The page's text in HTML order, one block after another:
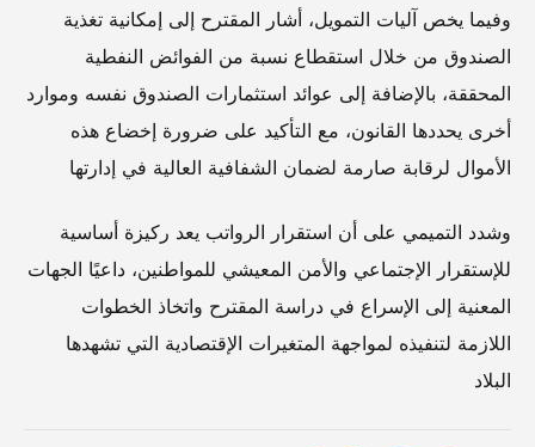
وفيما يخص آليات التمويل، أشار المقترح إلى إمكانية تغذية
الصندوق من خلال استقطاع نسبة من الفوائض النفطية
المحققة، بالإضافة إلى عوائد استثمارات الصندوق نفسه وموارد
أخرى يحددها القانون، مع التأكيد على ضرورة إخضاع هذه
الأموال لرقابة صارمة لضمان الشفافية العالية في إدارتها
وشدد التميمي على أن استقرار الرواتب يعد ركيزة أساسية
للإستقرار الإجتماعي والأمن المعيشي للمواطنين، داعيًا الجهات
المعنية إلى الإسراع في دراسة المقترح واتخاذ الخطوات
اللازمة لتنفيذه لمواجهة المتغيرات الإقتصادية التي تشهدها
البلاد